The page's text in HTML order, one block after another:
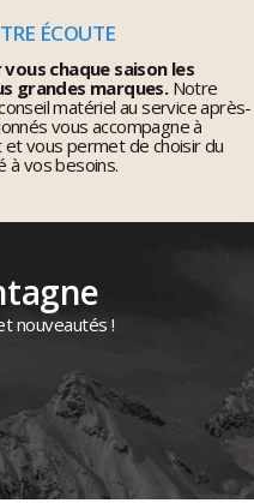
ÉCOUTE
chaque saison les
grandes marques.Notre
matériel au service après-
vous accompagne à
vous permet de choisir du
à vos besoins.
nouveautés !